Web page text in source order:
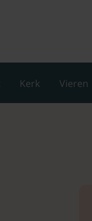
Kerk Vieren